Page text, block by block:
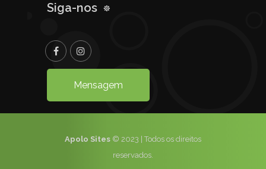
Siga-nos
Mensagem
Apolo Sites © 2023 | Todos os direitos
reservados.